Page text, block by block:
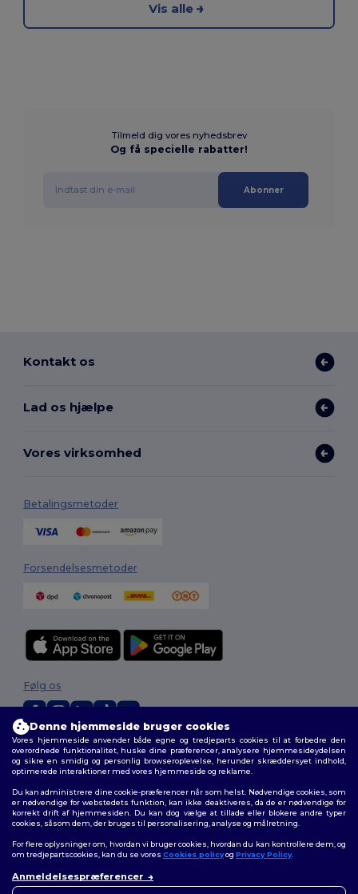
Vis alle
Tilmeld dig vores nyhedsbrev
Og få specielle rabatter!
Abonner
Kontakt os
Lad os hjælpe
Vores virksomhed
Betalingsmetoder
Forsendelsesmetoder
2026. Alle rettigheder forbeholdes
Vilkår og Betingelser|Tilpasset politik|Fortrolighedspolitik|Politik for
cookies|Sitemap
Følg os
Denne hjemmeside bruger cookies
Vores hjemmeside anvender både egne og tredjeparts cookies til at forbedre den
overordnede funktionalitet, huske dine præferencer, analysere hjemmesideydelsen
og sikre en smidig og personlig browseroplevelse, herunder skræddersyet indhold,
optimerede interaktioner med vores hjemmeside og reklame.
Du kan administrere dine cookie-præferencer når som helst. Nødvendige cookies, som
er nødvendige for webstedets funktion, kan ikke deaktiveres, da de er nødvendige for
korrekt drift af hjemmesiden. Du kan dog vælge at tillade eller blokere andre typer
cookies, såsom dem, der bruges til personalisering, analyse og målretning.
For flere oplysninger om, hvordan vi bruger cookies, hvordan du kan kontrollere dem, og
om tredjepartscookies, kan du se vores Cookies policyog Privacy Policy.
Anmeldelsespræferencer